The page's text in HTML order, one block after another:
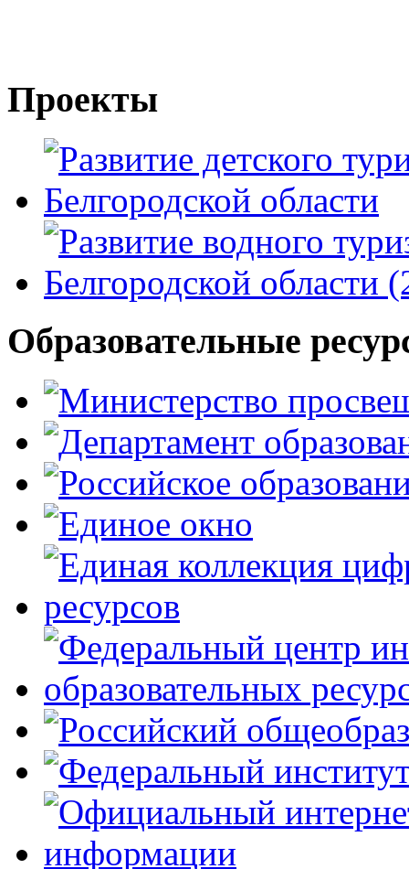
Проекты
Образовательные